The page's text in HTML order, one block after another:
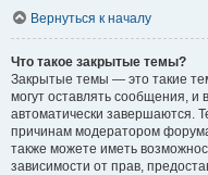
Вернуться к началу
Что такое закрытые темы?
Закрытые темы — это такие
могут оставлять сообщения, и
автоматически завершаются.
причинам модератором
также можете иметь
зависимости от прав,